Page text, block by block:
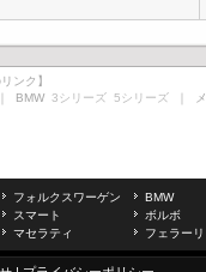
ンク】
BMW 3シリーズ 5シリーズ ｜
フォルクスワーゲン BMW
スマート ボルボ
マセラティ フェラーリ